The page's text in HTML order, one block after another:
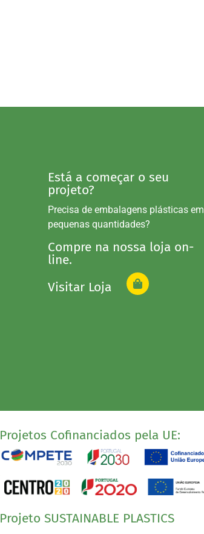
Está a começar o seu
projeto?
Precisa de embalagens plásticas em
pequenas quantidades?
Compre na nossa loja on-
line.
Visitar Loja
Projetos Cofinanciados pela UE:
Projeto SUSTAINABLE PLASTICS